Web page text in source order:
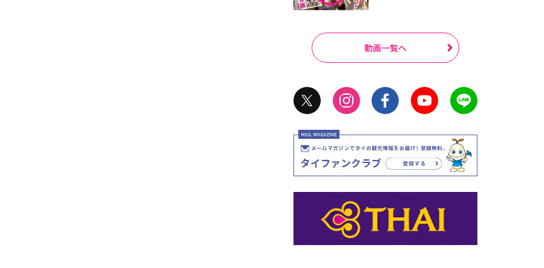
動画一覧へ